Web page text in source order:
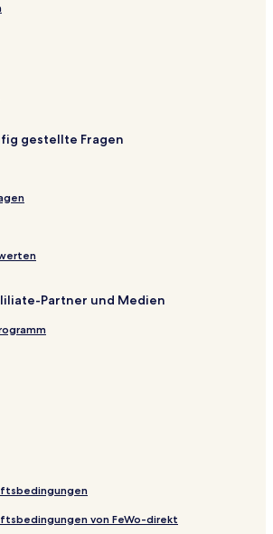
gestellte Fragen
Partner und Medien
von FeWo-direkt